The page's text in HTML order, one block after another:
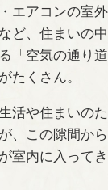
エアコンの室
ど、住まいの
「空気の通り
たくさん。
活や住まいの
、この隙間か
室内に入って